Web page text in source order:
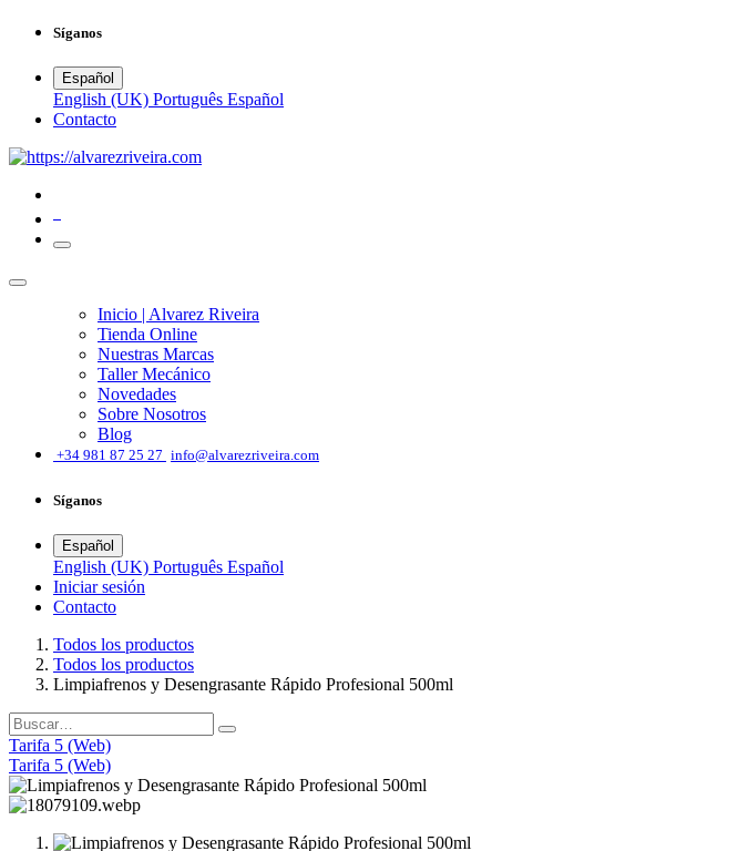
Síganos
Español
English (UK) Português Español
​Contacto
Inicio | Alvarez Riveira
Tienda Online
Nuestras Marcas
Taller Mecánico
Novedades
Sobre Nosotros
Blog
+34 981 87 25 27 info@alvarezriveira.com
Síganos
Español
English (UK) Português Español
Iniciar sesión
​Contacto
Todos los productos
Todos los productos
Limpiafrenos y Desengrasante Rápido Profesional 500ml
Tarifa 5 (Web)
Tarifa 5 (Web)